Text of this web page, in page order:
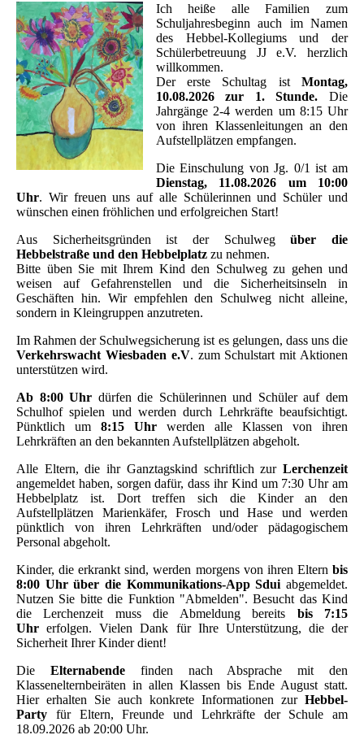
Ich heiße alle Familien zum
Schuljahresbeginn auch im Namen
des Hebbel-Kollegiums und der
Schülerbetreuung JJ e.V. herzlich
willkommen.
Der erste Schultag ist Montag,
10.08.2026 zur 1. Stunde. Die
Jahrgänge 2-4 werden um 8:15 Uhr
von ihren Klassenleitungen an den
Aufstellplätzen empfangen.
Die Einschulung von Jg. 0/1 ist am
Dienstag, 11.08.2026 um 10:00
Uhr. Wir freuen uns auf alle Schülerinnen und Schüler und
wünschen einen fröhlichen und erfolgreichen Start!
Aus Sicherheitsgründen ist der Schulwegüber die
Hebbelstraße und den Hebbelplatz zu nehmen.
Bitte üben Sie mit Ihrem Kind den Schulweg zu gehen und
weisen auf Gefahrenstellen und die Sicherheitsinseln in
Geschäften hin. Wir empfehlen den Schulweg nicht alleine,
sondern in Kleingruppen anzutreten.
Im Rahmen der Schulwegsicherung ist es gelungen, dass uns die
Verkehrswacht Wiesbaden e.V. zum Schulstart mit Aktionen
unterstützen wird.
Ab 8:00 Uhr dürfen die Schülerinnen und Schüler auf dem
Schulhof spielen und werden durch Lehrkräfte beaufsichtigt.
Pünktlich um 8:15 Uhr werden alle Klassen von ihren
Lehrkräften an den bekannten Aufstellplätzen abgeholt.
Alle Eltern, die ihr Ganztagskind schriftlich zur Lerchenzeit
angemeldet haben, sorgen dafür, dass ihr Kind um 7:30 Uhr am
Hebbelplatz ist. Dort treffen sich die Kinder an den
Aufstellplätzen Marienkäfer, Frosch und Hase und werden
pünktlich von ihren Lehrkräften und/oder pädagogischem
Personal abgeholt.
Kinder, die erkrankt sind, werden morgens von ihren Eltern bis
8:00 Uhr über die Kommunikations-App Sdui abgemeldet.
Nutzen Sie bitte die Funktion "Abmelden". Besucht das Kind
die Lerchenzeit muss die Abmeldung bereits bis 7:15
Uhr erfolgen. Vielen Dank für Ihre Unterstützung, die der
Sicherheit Ihrer Kinder dient!
Die Elternabende finden nach Absprache mit den
Klassenelternbeiräten in allen Klassen bis Ende August statt.
Hier erhalten Sie auch konkrete Informationen zur Hebbel-
Party für Eltern, Freunde und Lehrkräfte der Schule am
18.09.2026 ab 20:00 Uhr.